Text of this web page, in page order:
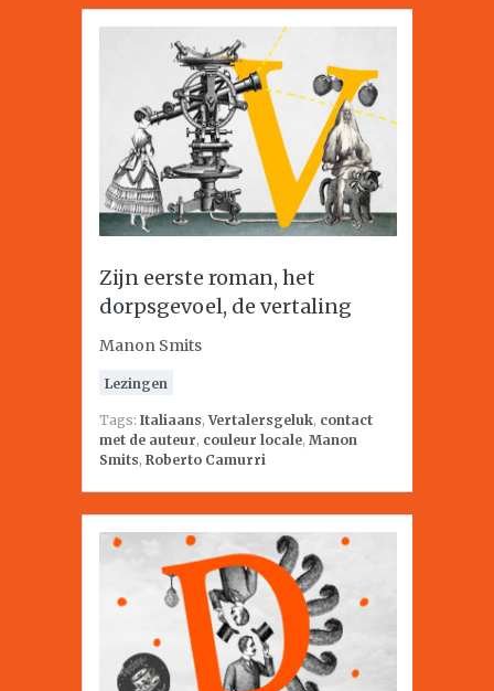
Zijn eerste roman, het
dorpsgevoel, de vertaling
Manon Smits
Lezingen
Tags: Italiaans,Vertalersgeluk, contact
met de auteur, couleur locale, Manon
Smits, Roberto Camurri